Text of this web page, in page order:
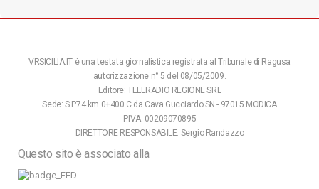
VRSICILIA.IT è una testata giornalistica registrata al Tribunale di Ragusa
autorizzazione n° 5 del 08/05/2009.
Editore: TELERADIO REGIONE SRL
Sede: S.P.74 km 0+400 C.da Cava Gucciardo SN - 97015 MODICA
P.IVA: 00209070895
DIRETTORE RESPONSABILE: Sergio Randazzo
Questo sito è associato alla